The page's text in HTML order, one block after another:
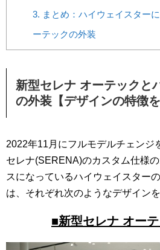
3. まとめ：ハイウェイスター
ーテックの外装
新型セレナ オーテックと
の外装【デザインの特徴を
2022年11月にフルモデルチェンジ
セレナ(SERENA)のカスタム仕様
スになっているハイウェイスター
は、それぞれ次のようなデザインを
■新型セレナ オー